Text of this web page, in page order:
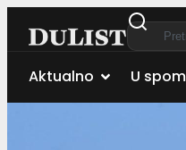
Aktualno U